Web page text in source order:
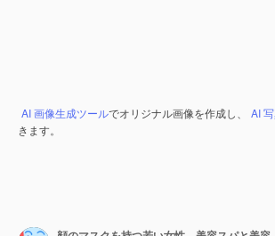
AI 画像生成ツールでオリジナル画像を作成し、 AI
きます。